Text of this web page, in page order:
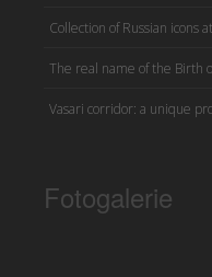
Collection of Russian icons
The real name of the Birth
Vasari corridor: a unique
Fotogalerie